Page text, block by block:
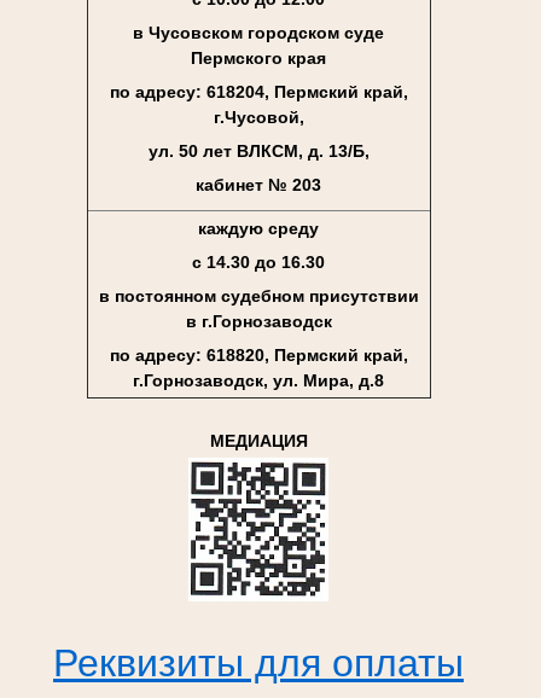
в Чусовском городском суде
Пермского края
по адресу: 618204, Пермский край,
г.Чусовой,
ул. 50 лет ВЛКСМ, д. 13/Б,
кабинет № 203
каждую среду
с 14.30 до 16.30
в постоянном судебном присутствии
в г.Горнозаводск
по адресу: 618820, Пермский край,
г.Горнозаводск, ул. Мира, д.8
МЕДИАЦИЯ
Реквизиты для оплаты